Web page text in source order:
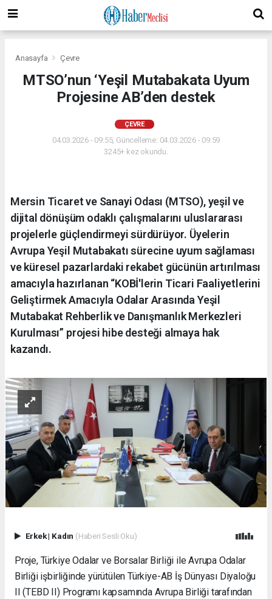
Anasayfa Çevre
MTSO’nun ‘Yeşil Mutabakata Uyum
Projesine AB’den destek
ÇEVRE
04.03.2026 - 09:55, Güncelleme: 04.03.2026 - 09:59
3245+ kez okundu.
Mersin Ticaret ve Sanayi Odası (MTSO), yeşil ve
dijital dönüşüm odaklı çalışmalarını uluslararası
projelerle güçlendirmeyi sürdürüyor. Üyelerin
Avrupa Yeşil Mutabakatı sürecine uyum sağlaması
ve küresel pazarlardaki rekabet gücünün artırılması
amacıyla hazırlanan “KOBİ'lerin Ticari Faaliyetlerini
Geliştirmek Amacıyla Odalar Arasında Yeşil
Mutabakat Rehberlik ve Danışmanlık Merkezleri
Kurulması” projesi hibe desteği almaya hak
kazandı.
Erkek| Kadın (Haberi Sesli Oku)
Proje, Türkiye Odalar ve Borsalar Birliği ile Avrupa Odalar
Birliği işbirliğinde yürütülen Türkiye-AB İş Dünyası Diyaloğu
II (TEBD II) Programı kapsamında Avrupa Birliği tarafından